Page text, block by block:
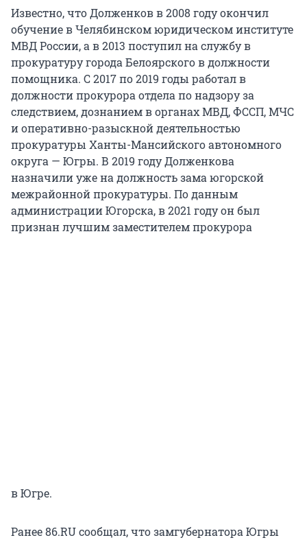
Известно, что Долженков в 2008 году окончил
обучение в Челябинском юридическом институте
МВД России, а в 2013 поступил на службу в
прокуратуру города Белоярского в должности
помощника. С 2017 по 2019 годы работал в
должности прокурора отдела по надзору за
следствием, дознанием в органах МВД, ФССП, МЧС
и оперативно-разыскной деятельностью
прокуратуры Ханты-Мансийского автономного
округа — Югры. В 2019 году Долженкова
назначили уже на должность зама югорской
межрайонной прокуратуры. По данным
администрации Югорска, в 2021 году он был
признан лучшим заместителем прокурора
в Югре.
Ранее 86.RU сообщал, что замгубернатора Югры